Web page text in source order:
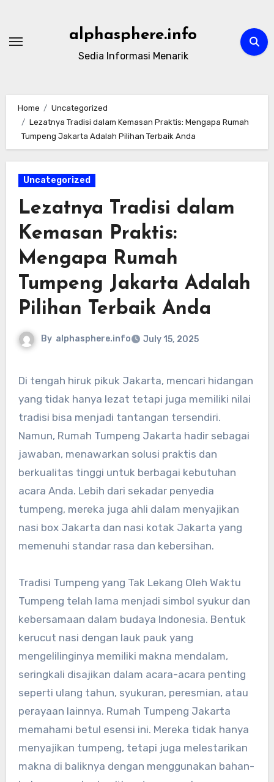
content
alphasphere.info
Sedia Informasi Menarik
Home
Uncategorized
Lezatnya Tradisi dalam Kemasan Praktis: Mengapa Rumah
Tumpeng Jakarta Adalah Pilihan Terbaik Anda
Uncategorized
Lezatnya Tradisi dalam
Kemasan Praktis:
Mengapa Rumah
Tumpeng Jakarta Adalah
Pilihan Terbaik Anda
By alphasphere.info July 15, 2025
Di tengah hiruk pikuk Jakarta, mencari hidangan
yang tidak hanya lezat tetapi juga memiliki nilai
tradisi bisa menjadi tantangan tersendiri.
Namun, Rumah Tumpeng Jakarta hadir sebagai
jawaban, menawarkan solusi praktis dan
berkualitas tinggi untuk berbagai kebutuhan
acara Anda. Lebih dari sekadar penyedia
tumpeng, mereka juga ahli dalam menyajikan
nasi box Jakarta dan nasi kotak Jakarta yang
memenuhi standar rasa dan kebersihan.
Tradisi Tumpeng yang Tak Lekang Oleh Waktu
Tumpeng telah lama menjadi simbol syukur dan
kebersamaan dalam budaya Indonesia. Bentuk
kerucut nasi dengan lauk pauk yang
mengelilinginya memiliki makna mendalam,
seringkali disajikan dalam acara-acara penting
seperti ulang tahun, syukuran, peresmian, atau
perayaan lainnya. Rumah Tumpeng Jakarta
memahami betul esensi ini. Mereka tidak hanya
menyajikan tumpeng, tetapi juga melestarikan
makna di baliknya dengan menggunakan bahan-